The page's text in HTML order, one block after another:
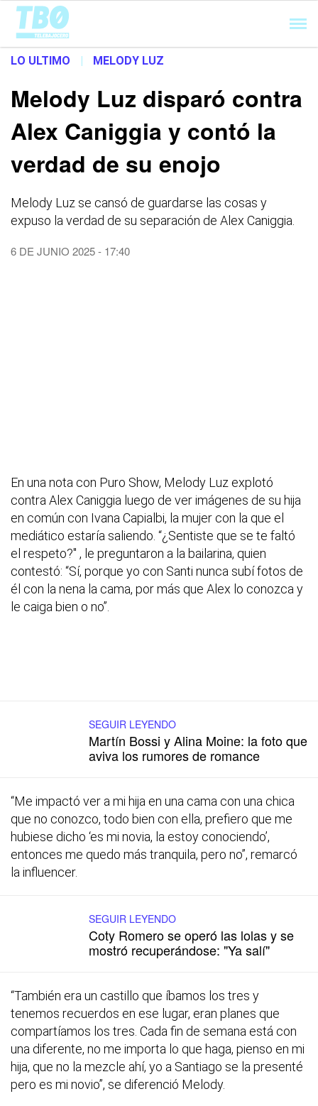
Cargando...
LO ULTIMO | MELODY LUZ
Melody Luz disparó contra
Alex Caniggia y contó la
verdad de su enojo
Melody Luz se cansó de guardarse las cosas y
expuso la verdad de su separación de Alex Caniggia.
6 DE JUNIO 2025 - 17:40
En una nota con Puro Show, Melody Luz explotó
contra Alex Caniggia luego de ver imágenes de su hija
en común con Ivana Capialbi, la mujer con la que el
mediático estaría saliendo. “¿Sentiste que se te faltó
el respeto?" , le preguntaron a la bailarina, quien
contestó: “Sí, porque yo con Santi nunca subí fotos de
él con la nena la cama, por más que Alex lo conozca y
le caiga bien o no”.
SEGUIR LEYENDO
Martín Bossi y Alina Moine: la foto que
aviva los rumores de romance
“Me impactó ver a mi hija en una cama con una chica
que no conozco, todo bien con ella, prefiero que me
hubiese dicho ‘es mi novia, la estoy conociendo’,
entonces me quedo más tranquila, pero no”, remarcó
la influencer.
SEGUIR LEYENDO
Coty Romero se operó las lolas y se
mostró recuperándose: "Ya salí"
“También era un castillo que íbamos los tres y
tenemos recuerdos en ese lugar, eran planes que
compartíamos los tres. Cada fin de semana está con
una diferente, no me importa lo que haga, pienso en mi
hija, que no la mezcle ahí, yo a Santiago se la presenté
pero es mi novio”, se diferenció Melody.